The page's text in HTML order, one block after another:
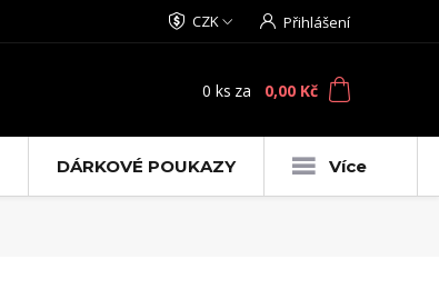
CZK Přihlášení
0 ks za 0,00 Kč
DÁRKOVÉ POUKAZY Více